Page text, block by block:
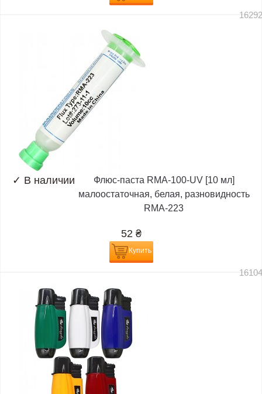
✓ В наличии
Флюс-паста RMA-100-UV [10 мл]
малоостаточная, белая, разновидность
RMA-223
52 ₴
Купить